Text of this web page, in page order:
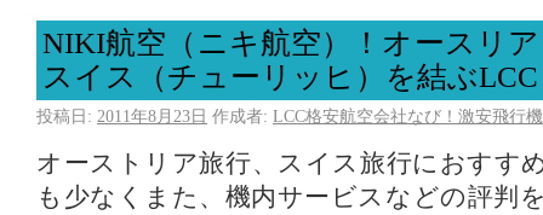
NIKI航空（ニキ航空）！オースリ
スイス（チューリッヒ）を結ぶ
投稿日: 2011年8月23日 作成者: LCC格安航空会社なび！激安飛行
オーストリア旅行、スイス旅行におすす
も少なくまた、機内サービスなどの評判